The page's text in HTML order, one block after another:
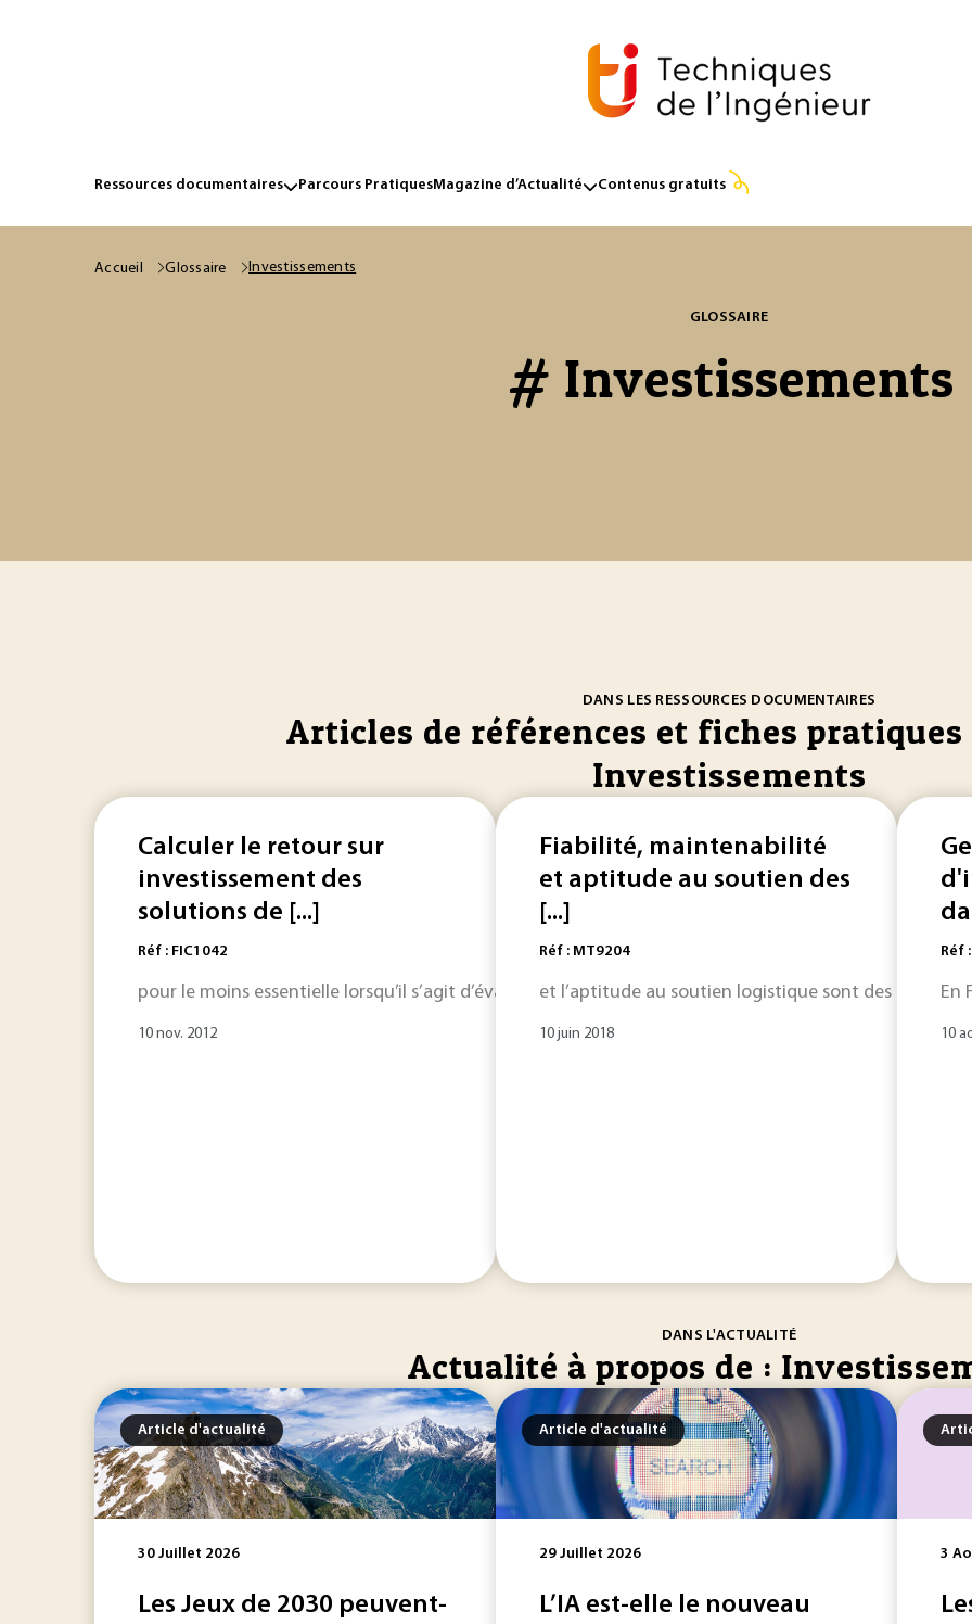
Ressources documentaires Parcours PratiquesMagazine d’Actualité Contenus gratuits
Accueil Glossaire Investissements
GLOSSAIRE
# Investissements
DANS LES RESSOURCES DOCUMENTAIRES
Articles de références et fiches pratiques
Investissements
Calculer le retour sur
investissement des
solutions de [...]
Réf : FIC1042
pour le moins essentielle lorsqu’il s’agit d’évaluer le retour sur investissementd’un service de veille.
10 nov. 2012
Fiabilité, maintenabilité
et aptitude au soutien des
[...]
Réf : MT9204
et l’aptitude au soutien logistique sont des éléments
10 juin 2018
Réf
En
10
DANS L'ACTUALITÉ
Actualité à propos de :
Article d'actualité
30 Juillet 2026
Les Jeux de 2030 peuvent-
Article d'actualité
29 Juillet 2026
L’IA est-elle le nouveau
3